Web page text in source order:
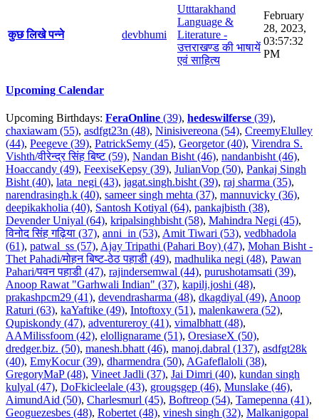
कुछ लिखे पन्ने devbhumi
Utttarakhand
Language &
Literature -
उत्तराखण्ड की भाषायें
एवं साहित्य
February
28, 2023,
03:57:32
PM
Upcoming Calendar
Upcoming Birthdays: FeraOnline (39), hedeswilferse (39),
chaxiawam (55), asdfgt23n (48), Ninisivereona (54), CreemyElulley
(44), Peegeve (39), PatrickSemy (45), Georgetor (40), Virendra S.
Vishth/वीरेन्द्र सिंह बिष्ट (59), Nandan Bisht (46), nandanbisht (46),
Hoaccandy (49), FeexiseKepsy (39), JulianVop (50), Pankaj Singh
Bisht (40), lata_negi (43), jagat.singh.bisht (39), raj sharma (35),
narendrasingh.k (40), sameer singh mehta (37), mannuvicky (36),
deepikakholia (40), Santosh Kotiyal (64), pankajbisth (38),
Devender Uniyal (64), kripalsinghbisht (58), Mahindra Negi (45),
विनोद सिंह गढ़िया (37), anni_in (53), Amit Tiwari (53), vedbhadola
(61), patwal_ss (57), Ajay Tripathi (Pahari Boy) (47), Mohan Bisht -
Thet Pahadi/मोहन बिष्ट-ठेठ पहाडी (49), madhulika negi (48), Pawan
Pahari/पवन पहाडी (47), rajindersemwal (44), purushotamsati (39),
Anoop Rawat "Garhwali Indian" (37), kapilj.joshi (48),
prakashpcm29 (41), devendrasharma (48), dkagdiyal (49), Anoop
Raturi (63), kaYaftike (49), Intoftoxy (51), malenkawera (52),
Qupiskondy (47), adventureroy (41), vimalbhatt (48),
AAMilissfoom (42), elollignarame (51), OresiaseX (50),
dredger.biz. (50), manesh.bhatt (46), manoj.dabral (137), asdfgt28k
(40), EmyKocur (39), dharmendra (50), AGafeflaloli (38),
GregoryMaP (48), Vineet Jadli (37), Jai Dimri (40), kundan singh
kulyal (47), DoFkicleelale (43), grougsgep (46), Munslake (46),
AimundAid (50), Charlesmurl (45), Boftreop (54), Tamepenna (41),
Geoguezesbes (48), Robertet (48), vinesh singh (32), Malkanigopal